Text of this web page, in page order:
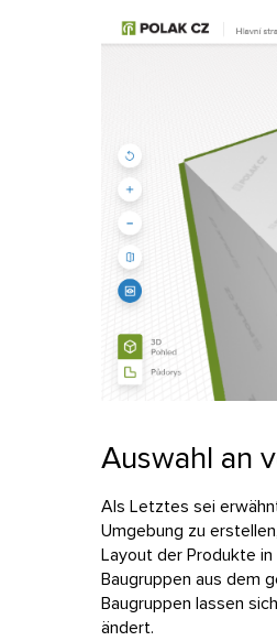
Auswahl an
Als Letztes sei
Umgebung zu
Layout der Produkte
Baugruppen aus dem
Baugruppen lassen
ändert.